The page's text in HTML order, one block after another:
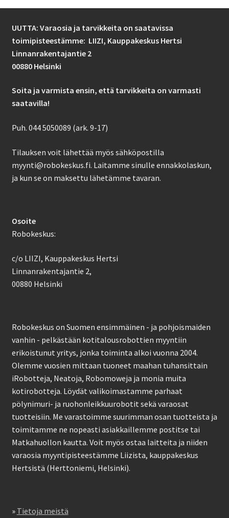
UUTTA: Varaosia ja tarvikkeita on saatavissa
toimipisteestämme: LIIZI, Kauppakeskus Hertsi
Linnanrakentajantie 2
00880 Helsinki
Soita ja varmista ensin, että tarvikkeita on varmasti
saatavilla!
Puh. 044 5050089 (ark. 9-17)
Tilauksen voit lähettää myös sähköpostilla
myynti@robokeskus.fi. Laitamme sinulle ennakkolaskun,
ja kun se on maksettu lähetämme tavaran.
Osoite
Robokeskus:
c/o LIIZI, Kauppakeskus Hertsi
Linnanrakentajantie 2,
00880 Helsinki
Robokeskus on Suomen ensimmäinen - ja pohjoismaiden
vanhin - pelkästään kotitalousrobottien myyntiin
erikoistunut yritys, jonka toiminta alkoi vuonna 2004.
Olemme vuosien mittaan tuoneet maahan tuhansittain
iRobotteja, Neatoja, Robomoweja ja monia muita
kotirobotteja. Löydät valikoimastamme parhaat
pölynimuri- ja ruohonleikkuurobotit sekä varaosat
tuotteisiin. Me varastoimme suurimman osan tuotteista ja
toimitamme ne nopeasti asiakkaillemme postitse tai
Matkahuollon kautta. Voit myös ostaa laitteita ja niiden
varaosia myyntipisteestämme Liizista, kauppakeskus
Hertsistä (Herttoniemi, Helsinki).
» Tietoja meistä